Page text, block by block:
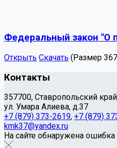
Федеральный закон "О
Открыть Скачать (Размер
Контакты
357700, Ставропольский
ул. Умара Алиева, д.37
+7 (879) 373-2619, +7 (879)
kmk37@yandex.ru
На сайте обнаружена ошибка